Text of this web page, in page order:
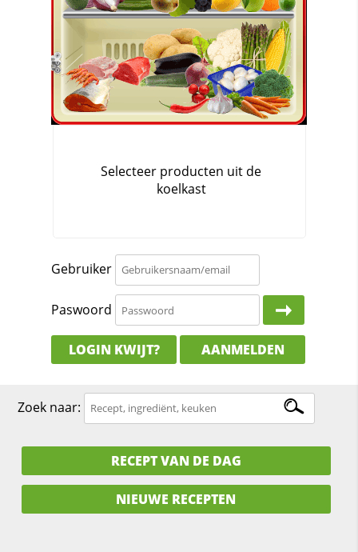
Gebruiker
Paswoord
LOGIN KWIJT? AANMELDEN
Zoek naar:
RECEPT VAN DE DAG
NIEUWE RECEPTEN